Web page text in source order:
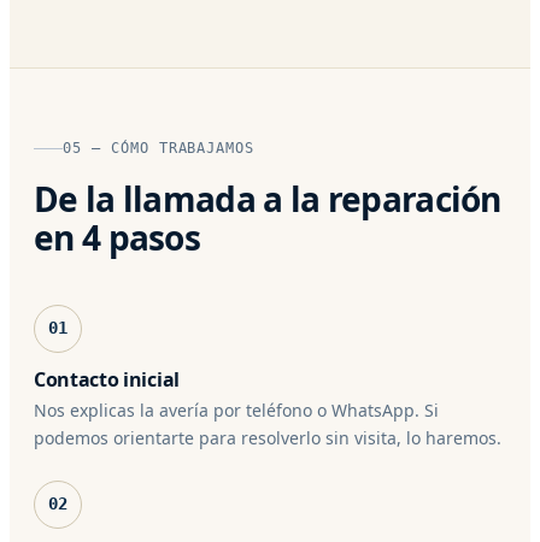
05 — CÓMO TRABAJAMOS
De la llamada a la reparación
en 4 pasos
01
Contacto inicial
Nos explicas la avería por teléfono o WhatsApp. Si
podemos orientarte para resolverlo sin visita, lo haremos.
02